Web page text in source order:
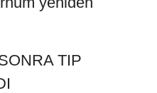
TIP